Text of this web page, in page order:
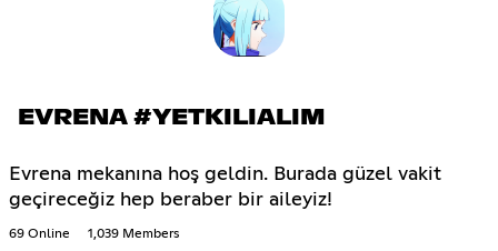
EVRENA #YETKILIALIM
Evrena mekanına hoş geldin. Burada güzel vakit
geçireceğiz hep beraber bir aileyiz!
69 Online 1,039 Members